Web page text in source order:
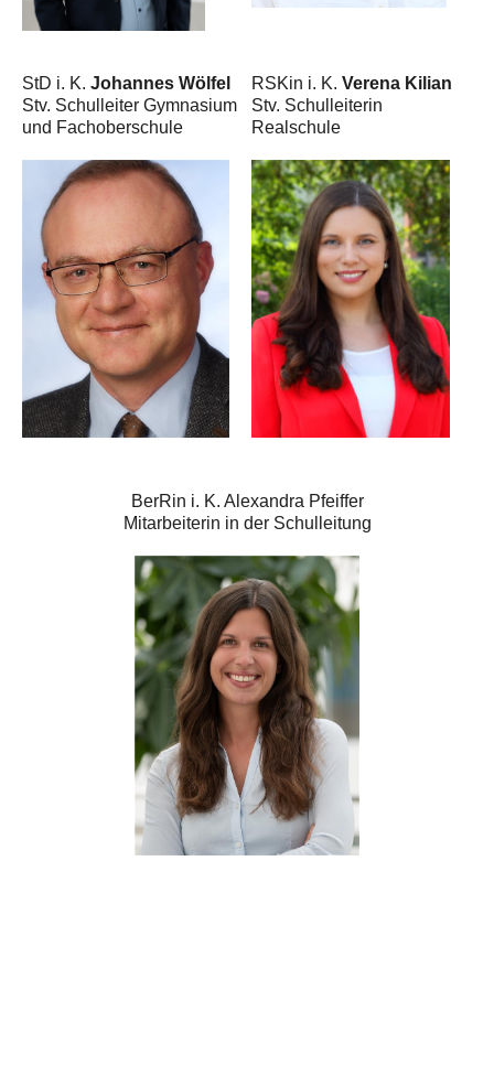
StD i. K. Johannes Wölfel
Stv. Schulleiter Gymnasium
und Fachoberschule
RSKin i. K. Verena Kilian
Stv. Schulleiterin
Realschule
BerRin i. K. Alexandra Pfeiffer
Mitarbeiterin in der Schulleitung